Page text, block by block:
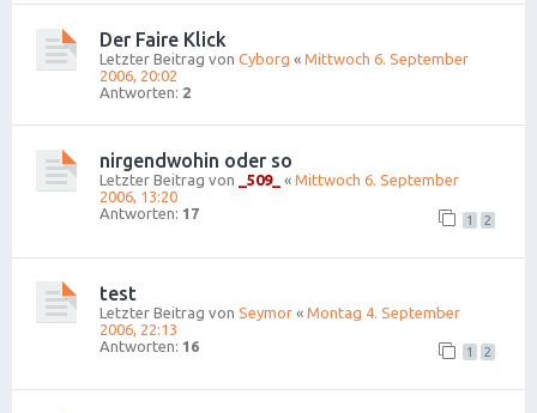
Der Faire Klick
Letzter Beitrag von Cyborg « Mittwoch 6. September
2006, 20:02
Antworten: 2
nirgendwohin oder so
Letzter Beitrag von _509_ « Mittwoch 6. September
2006, 13:20
Antworten: 17 1 2
test
Letzter Beitrag von Seymor « Montag 4. September
2006, 22:13
Antworten: 16 1 2